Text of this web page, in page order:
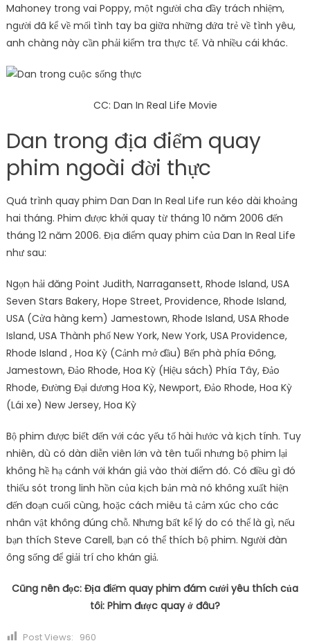
Mahoney trong vai Poppy, một người cha đầy trách nhiệm,
người đã kể về mối tình tay ba giữa những đứa trẻ về tình yêu,
anh chàng này cần phải kiểm tra thực tế. Và nhiều cái khác.
CC: Dan In Real Life Movie
Dan trong địa điểm quay
phim ngoài đời thực
Quá trình quay phim Dan Dan In Real Life run kéo dài khoảng
hai tháng. Phim được khởi quay từ tháng 10 năm 2006 đến
tháng 12 năm 2006. Địa điểm quay phim của Dan In Real Life
như sau:
Ngọn hải đăng Point Judith, Narragansett, Rhode Island, USA
Seven Stars Bakery, Hope Street, Providence, Rhode Island,
USA (Cửa hàng kem) Jamestown, Rhode Island, USA Rhode
Island, USA Thành phố New York, New York, USA Providence,
Rhode Island , Hoa Kỳ (Cảnh mở đầu) Bến phà phía Đông,
Jamestown, Đảo Rhode, Hoa Kỳ (Hiệu sách) Phía Tây, Đảo
Rhode, Đường Đại dương Hoa Kỳ, Newport, Đảo Rhode, Hoa Kỳ
(Lái xe) New Jersey, Hoa Kỳ
Bộ phim được biết đến với các yếu tố hài hước và kịch tính. Tuy
nhiên, dù có dàn diễn viên lớn và tên tuổi nhưng bộ phim lại
không hề hạ cánh với khán giả vào thời điểm đó. Có điều gì đó
thiếu sót trong linh hồn của kịch bản mà nó không xuất hiện
đến đoạn cuối cùng, hoặc cách miêu tả cảm xúc cho các
nhân vật không đúng chỗ. Nhưng bất kể lý do có thể là gì, nếu
bạn thích Steve Carell, bạn có thể thích bộ phim. Người đàn
ông sống để giải trí cho khán giả.
Cũng nên đọc: Địa điểm quay phim đám cưới yêu thích của
tôi: Phim được quay ở đâu?
Post Views: 960